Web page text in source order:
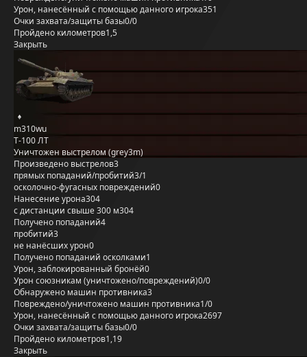
Урон, нанесённый с помощью данного игрока351
Очки захвата/защиты базы0/0
Пройдено километров1,5
Закрыть
m310wu
Т-100 ЛТ
Уничтожен выстрелом (grey3m)
Произведено выстрелов3
прямых попаданий/пробитий3/1
осколочно-фугасных повреждений0
Нанесение урона304
с дистанции свыше 300 м304
Получено попаданий4
пробитий3
не нанёсших урон0
Получено попаданий осколками1
Урон, заблокированный бронёй0
Урон союзникам (уничтожено/повреждений)0/0
Обнаружено машин противника3
Повреждено/уничтожено машин противника1/0
Урон, нанесённый с помощью данного игрока2697
Очки захвата/защиты базы0/0
Пройдено километров1,19
Закрыть